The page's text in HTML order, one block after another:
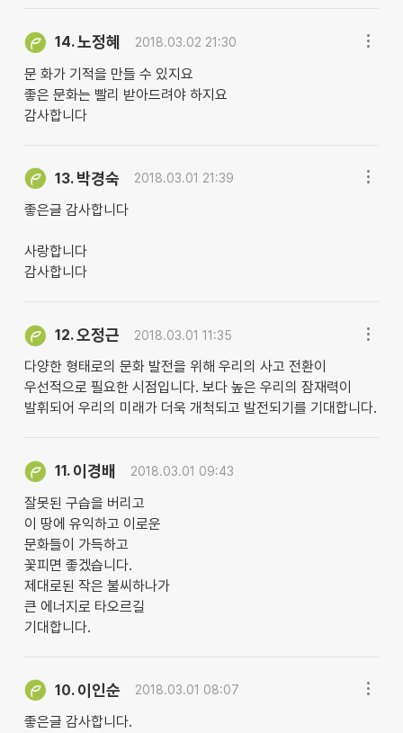
14.노정혜 2018.03.02 21:30
문 화가 기적을 만들 수 있지요
좋은 문화는 빨리 받아드려야 하지요
감사합니다
13. 박경숙 2018.03.01 21:39
좋은글 감사합니다
사랑합니다
감사합니다
12.오정근 2018.03.01 11:35
다양한 형태로의 문화 발전을 위해 우리의 사고 전환이
우선적으로 필요한 시점입니다. 보다 높은 우리의 잠재력이
발휘되어 우리의 미래가 더욱 개척되고 발전되기를 기대합니다.
11. 이경배 2018.03.01 09:43
잘못된 구습을 버리고
이 땅에 유익하고 이로운
문화들이 가득하고
꽃피면 좋겠습니다.
제대로된 작은 불씨하나가
큰 에너지로 타오르길
기대합니다.
10. 이인순 2018.03.01 08:07
좋은글 감사합니다.